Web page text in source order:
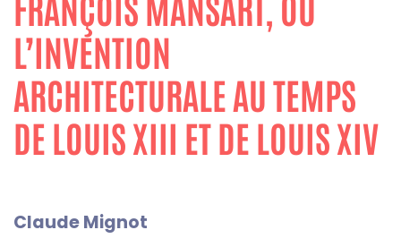
L’INVENTION
ARCHITECTURALE AU TEMPS
DE LOUIS XIII ET DE LOUIS XIV
Claude Mignot